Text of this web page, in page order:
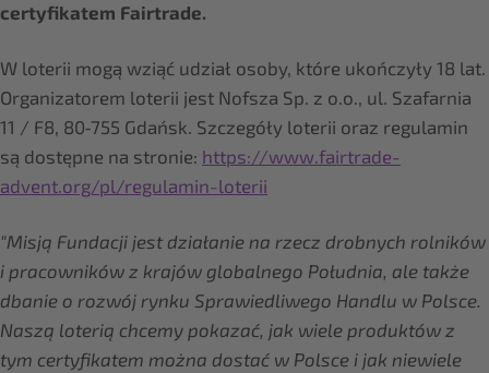
certyfikatem Fairtrade.
W loterii mogą wziąć udział osoby, które ukończyły 18 lat.
Organizatorem loterii jest Nofsza Sp. z o.o., ul. Szafarnia
11 / F8, 80‑755 Gdańsk. Szczegóły loterii oraz regulamin
są dostępne na stronie: https://www.fairtrade-
advent.org/pl/regulamin-loterii
"Misją Fundacji jest działanie na rzecz drobnych rolników
i pracowników z krajów globalnego Południa, ale także
dbanie o rozwój rynku Sprawiedliwego Handlu w Polsce.
Naszą loterią chcemy pokazać, jak wiele produktów z
tym certyfikatem można dostać w Polsce i jak niewiele